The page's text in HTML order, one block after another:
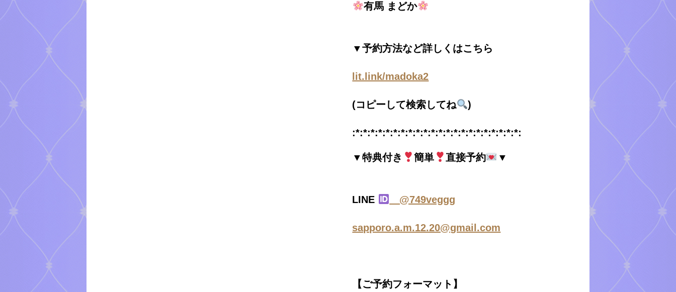
有馬 まどか
▼予約方法など詳しくはこちら
lit.link/madoka2
(コピーして検索してね )
:*:*:*:*:*:*:*:*:*:*:*:*:*:*:*:*:*:*:*:*:*:*:
▼特典付き 簡単 直接予約 ▼
LINE @749veggg
sapporo.a.m.12.20@gmail.com
【ご予約フォーマット】